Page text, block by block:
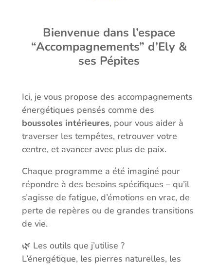
Bienvenue dans l’espace
“Accompagnements” d’Ely &
ses Pépites
Ici, je vous propose des accompagnements
énergétiques pensés comme des
boussoles intérieures, pour vous aider à
traverser les tempêtes, retrouver votre
centre, et avancer avec plus de paix.
Chaque programme a été imaginé pour
répondre à des besoins spécifiques – qu’il
s’agisse de fatigue, d’émotions en vrac, de
perte de repères ou de grandes transitions
de vie.
🌿 Les outils que j’utilise ?
L’énergétique, les pierres naturelles, les